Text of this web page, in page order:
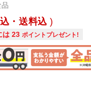
・送料込
は 23 ポイントプレゼント!